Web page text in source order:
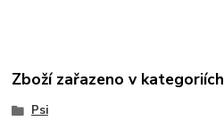
Zboží zařazeno v kategoriích
Psi